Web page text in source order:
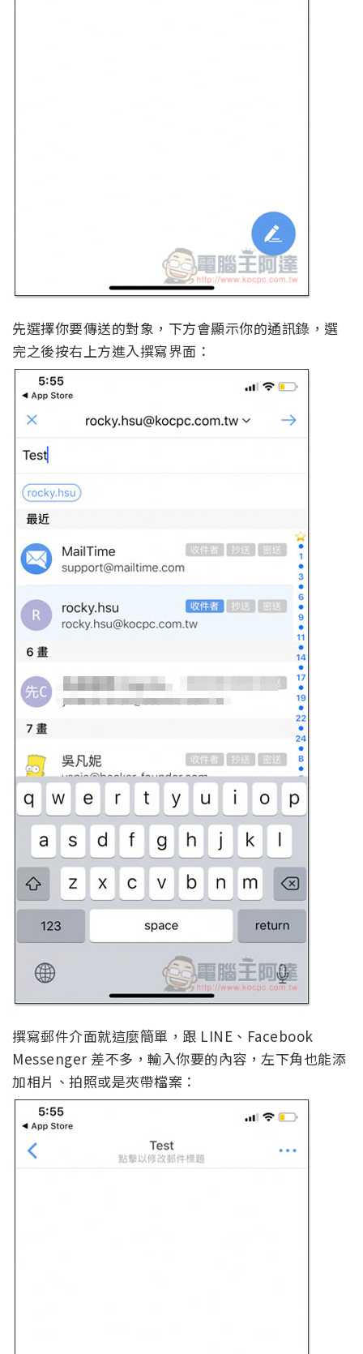
先選擇你要傳送的對象，下方會顯示你的通訊錄，選
完之後按右上方進入撰寫界面：
撰寫郵件介面就這麼簡單，跟 LINE、Facebook
Messenger 差不多，輸入你要的內容，左下角也能添
加相片、拍照或是夾帶檔案：